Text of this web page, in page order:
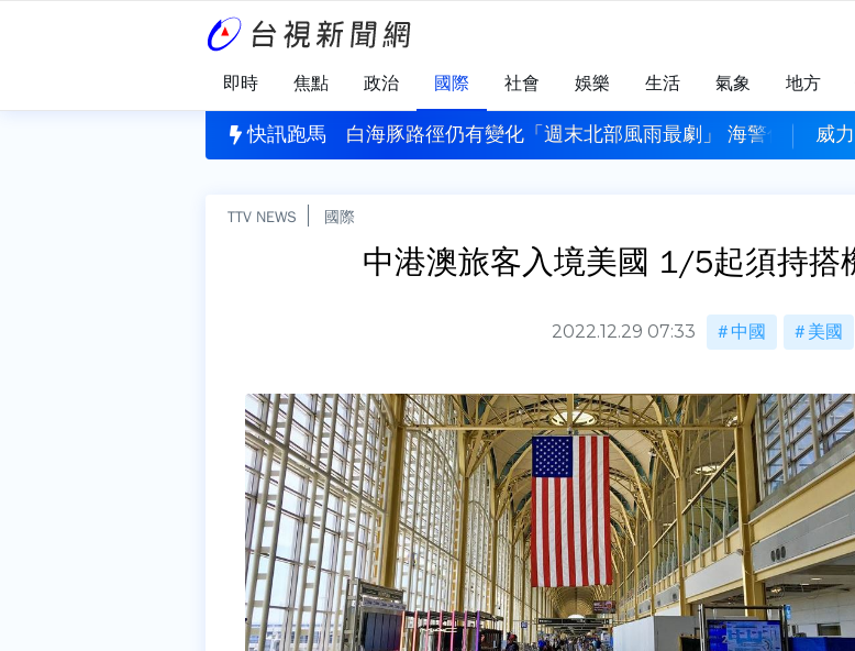
即時 焦點 政治 國際 社會 娛樂 生活 氣象 地方
快訊跑馬
公視預算 黨團協商無結果全保留 白海豚路徑仍有變化「週末北部風雨最劇」 海警估明下午
威
TTV NEWS 國際
中港澳旅客入境美國 1/5起須持搭
2022.12.29 07:33 中國 美國